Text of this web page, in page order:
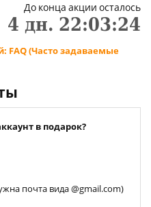
До конца акции осталось
4 дн. 22:03:23
FAQ (Часто задаваемые
в подарок?
почта вида @gmail.com)